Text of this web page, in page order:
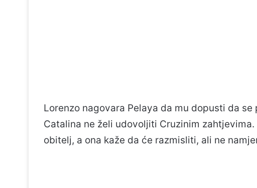
Lorenzo nagovara Pelaya da mu dopusti da
Catalina ne želi udovoljiti Cruzinim
obitelj, a ona kaže da će razmisliti, ali ne